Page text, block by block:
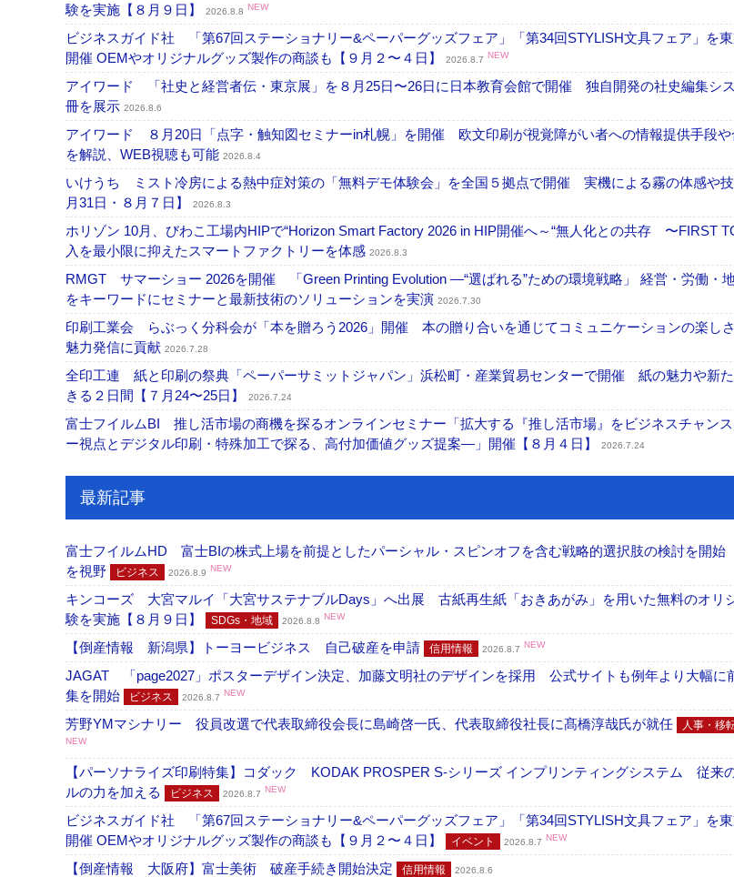
験を実施【８月９日】
2026.8.8 NEW
ビジネスガイド社 「第67回ステーショナリー&ペーパーグッズフェア」「第34回STYLISH文具フェア」を
開催 OEMやオリジナルグッズ製作の商談も【９月２〜４日】
2026.8.7 NEW
アイワード 「社史と経営者伝・東京展」を８月25日〜26日に日本教育会館で開催 独自開発の社史編集シ
冊を展示 2026.8.6
アイワード ８月20日「点字・触知図セミナーin札幌」を開催 欧文印刷が視覚障がい者への情報提供手段や
を解説、WEB視聴も可能 2026.8.4
いけうち ミスト冷房による熱中症対策の「無料デモ体験会」を全国５拠点で開催 実機による霧の体感や技
月31日・８月７日】
2026.8.3
ホリゾン 10月、びわこ工場内HIPで“Horizon Smart Factory 2026 in HIP開催へ～“無人化との共存 〜FIRST
入を最小限に抑えたスマートファクトリーを体感 2026.8.3
RMGT サマーショー 2026を開催 「Green Printing Evolution ―“選ばれる”ための環境戦略」 経営・労働・地
をキーワードにセミナーと最新技術のソリューションを実演 2026.7.30
印刷工業会 らぶっく分科会が「本を贈ろう2026」開催 本の贈り合いを通じてコミュニケーションの楽し
魅力発信に貢献 2026.7.28
全印工連 紙と印刷の祭典「ペーパーサミットジャパン」浜松町・産業貿易センターで開催 紙の魅力や新
きる２日間【７月24〜25日】
2026.7.24
富士フイルムBI 推し活市場の商機を探るオンラインセミナー「拡大する『推し活市場』をビジネスチャン
ー視点とデジタル印刷・特殊加工で探る、高付加価値グッズ提案―」開催【８月４日】
2026.7.24
最新記事
富士フイルムHD 富士BIの株式上場を前提としたパーシャル・スピンオフを含む戦略的選択肢の検討を開
を視野
ビジネス 2026.8.9 NEW
キンコーズ 大宮マルイ「大宮サステナブルDays」へ出展 古紙再生紙「おきあがみ」を用いた無料のオリ
験を実施【８月９日】
SDGs・地域 2026.8.8 NEW
【倒産情報 新潟県】トーヨービジネス 自己破産を申請 信用情報 2026.8.7 NEW
JAGAT 「page2027」ポスターデザイン決定、加藤文明社のデザインを採用 公式サイトも例年より大幅に
集を開始
ビジネス 2026.8.7 NEW
芳野YMマシナリー 役員改選で代表取締役会長に島崎啓一氏、代表取締役社長に髙橋淳哉氏が就任 人事・移
NEW
【パーソナライズ印刷特集】コダック KODAK PROSPER S-シリーズ インプリンティングシステム 従来
ルの力を加える
ビジネス 2026.8.7 NEW
ビジネスガイド社 「第67回ステーショナリー&ペーパーグッズフェア」「第34回STYLISH文具フェア」を
開催 OEMやオリジナルグッズ製作の商談も【９月２〜４日】
イベント 2026.8.7 NEW
【倒産情報 大阪府】富士美術 破産手続き開始決定 信用情報 2026.8.6